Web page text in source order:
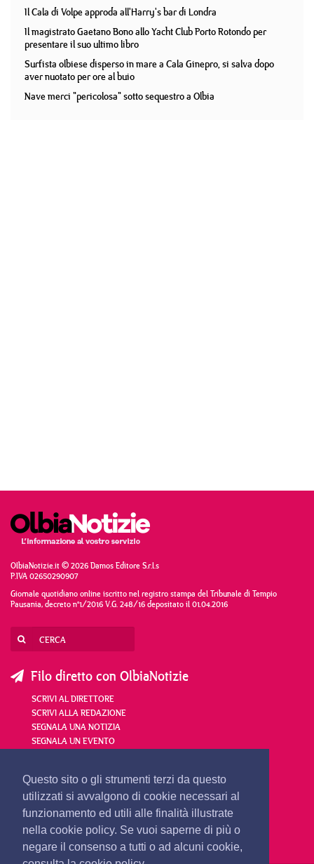
Questo sito o gli strumenti terzi da questo
utilizzati si avvalgono di cookie necessari al
funzionamento ed utili alle finalità illustrate
nella cookie policy. Se vuoi saperne di più o
negare il consenso a tutti o ad alcuni cookie,
Il Cala di Volpe approda all'Harry's bar di Londra
Il magistrato Gaetano Bono allo Yacht Club Porto Rotondo per
presentare il suo ultimo libro
Surfista olbiese disperso in mare a Cala Ginepro, si salva dopo
aver nuotato per ore al buio
Nave merci "pericolosa" sotto sequestro a Olbia
OlbiaNotizie.it © 2026 Damos Editore S.r.l.s
P.IVA 02650290907
Giornale quotidiano online iscritto nel registro stampa del Tribunale di Tempio
Pausania, decreto n°1/2016 V.G. 248/16 depositato il 01.04.2016
Filo diretto con OlbiaNotizie
SCRIVI AL DIRETTORE
SCRIVI ALLA REDAZIONE
SEGNALA UNA NOTIZIA
SEGNALA UN EVENTO
redazione@olbianotizie.it